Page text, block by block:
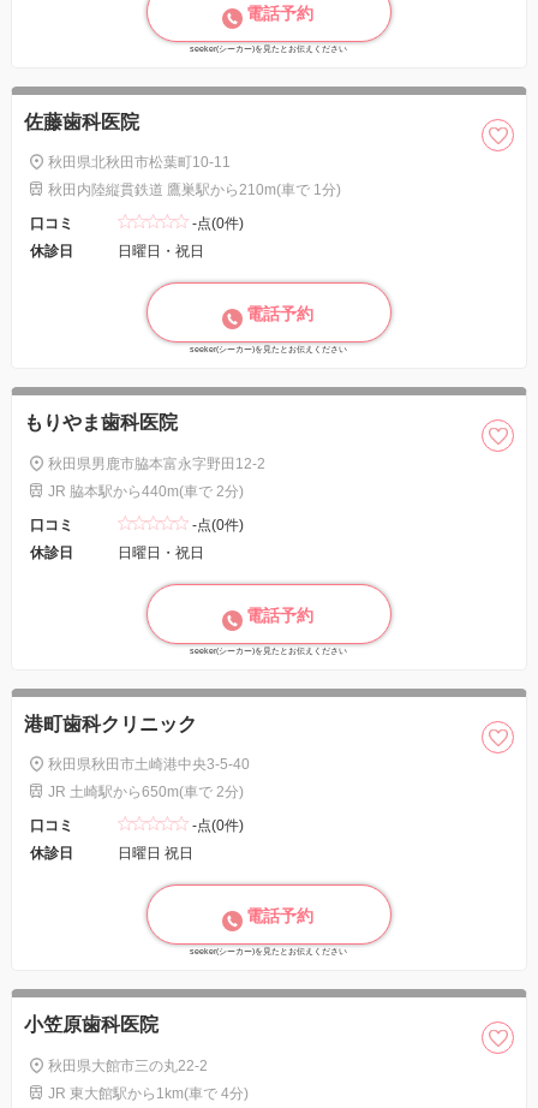
電話予約
seeker(シーカー)を見たとお伝えください
佐藤歯科医院
秋田県北秋田市松葉町10-11
秋田内陸縦貫鉄道 鷹巣駅から210m(車で 1分)
口コミ
-点(0件)
休診日
日曜日・祝日
電話予約
seeker(シーカー)を見たとお伝えください
もりやま歯科医院
秋田県男鹿市脇本富永字野田12-2
JR 脇本駅から440m(車で 2分)
口コミ
-点(0件)
休診日
日曜日・祝日
電話予約
seeker(シーカー)を見たとお伝えください
港町歯科クリニック
秋田県秋田市土崎港中央3-5-40
JR 土崎駅から650m(車で 2分)
口コミ
-点(0件)
休診日
日曜日 祝日
電話予約
seeker(シーカー)を見たとお伝えください
小笠原歯科医院
秋田県大館市三の丸22-2
JR 東大館駅から1km(車で 4分)